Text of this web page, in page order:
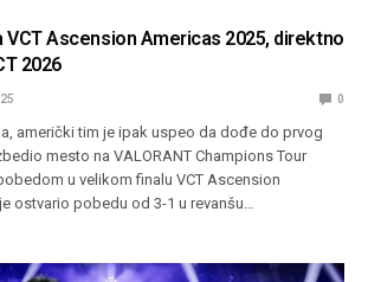
VCT Ascension Americas 2025, direktno
2026
0
američki tim je ipak uspeo da dođe do prvog
mesto na VALORANT Champions Tour
u velikom finalu VCT Ascension
ostvario pobedu od 3-1 u revanšu…